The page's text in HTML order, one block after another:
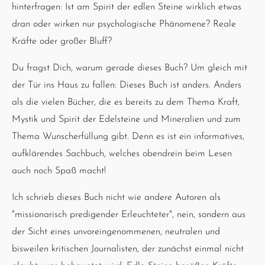
hinterfragen: Ist am Spirit der edlen Steine wirklich etwas
dran oder wirken nur psychologische Phänomene? Reale
Kräfte oder großer Bluff?
Du fragst Dich, warum gerade dieses Buch? Um gleich mit
der Tür ins Haus zu fallen: Dieses Buch ist anders. Anders
als die vielen Bücher, die es bereits zu dem Thema Kraft,
Mystik und Spirit der Edelsteine und Mineralien und zum
Thema Wunscherfüllung gibt. Denn es ist ein informatives,
aufklärendes Sachbuch, welches obendrein beim Lesen
auch noch Spaß macht!
Ich schrieb dieses Buch nicht wie andere Autoren als
"missionarisch predigender Erleuchteter", nein, sondern aus
der Sicht eines unvoreingenommenen, neutralen und
bisweilen kritischen Journalisten, der zunächst einmal nicht